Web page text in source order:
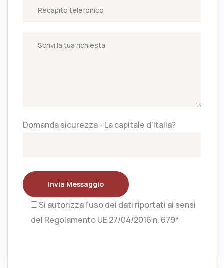
Domanda sicurezza - La capitale d'Italia?
Invia Messaggio
Si autorizza l’uso dei dati riportati ai sensi
del Regolamento UE 27/04/2016 n. 679*